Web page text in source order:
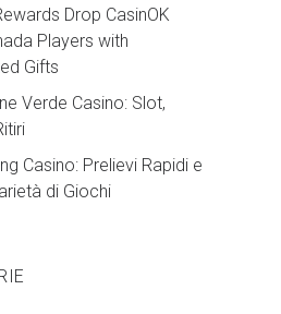
Drop CasinOK
Players with
Gifts
Verde Casino: Slot,
Casino: Prelievi Rapidi e
di Giochi